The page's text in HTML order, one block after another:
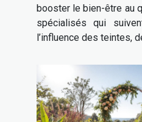
booster le bien-être au
spécialisés qui
l’influence des teintes,